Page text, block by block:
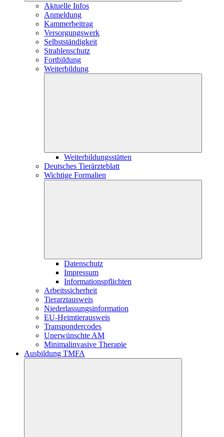
Aktuelle Infos
Anmeldung
Kammerbeitrag
Versorgungswerk
Selbstständigkeit
Strahlenschutz
Fortbildung
Weiterbildung
Weiterbildungsstätten
Deutsches Tierärzteblatt
Wichtige Formalien
Datenschutz
Impressum
Informationspflichten
Arbeitssicherheit
Tierarztausweis
Niederlassungsinformation
EU-Heimtierausweis
Transpondercodes
Unerwünschte AM
Minimalinvasive Therapie
Ausbildung TMFA